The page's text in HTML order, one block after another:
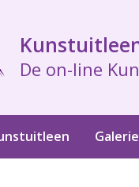
De on-line
Galerie